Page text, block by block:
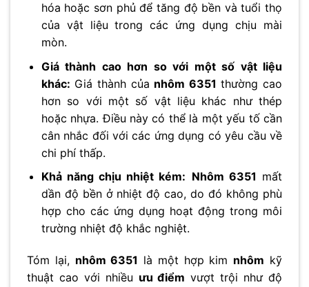
hóa hoặc sơn phủ để tăng độ bền và tuổi thọ
của vật liệu trong các ứng dụng chịu mài
mòn.
Giá thành cao hơn so với một số vật liệu
khác: Giá thành của nhôm 6351 thường cao
hơn so với một số vật liệu khác như thép
hoặc nhựa. Điều này có thể là một yếu tố cần
cân nhắc đối với các ứng dụng có yêu cầu về
chi phí thấp.
Khả năng chịu nhiệt kém: Nhôm 6351 mất
dần độ bền ở nhiệt độ cao, do đó không phù
hợp cho các ứng dụng hoạt động trong môi
trường nhiệt độ khắc nghiệt.
Tóm lại, nhôm 6351 là một hợp kim nhôm kỹ
thuật cao với nhiều ưu điểm vượt trội như độ